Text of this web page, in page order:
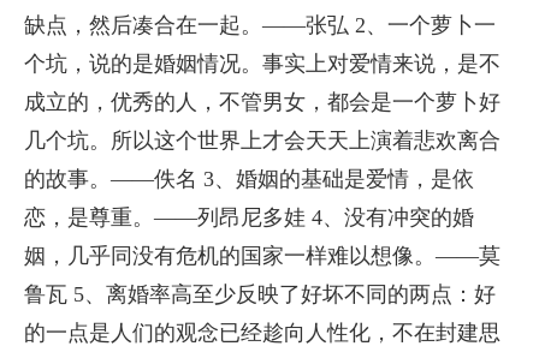
缺点，然后凑合在一起。——张弘 2、一个萝卜一
个坑，说的是婚姻情况。事实上对爱情来说，是不
成立的，优秀的人，不管男女，都会是一个萝卜好
几个坑。所以这个世界上才会天天上演着悲欢离合
的故事。——佚名 3、婚姻的基础是爱情，是依
恋，是尊重。——列昂尼多娃 4、没有冲突的婚
姻，几乎同没有危机的国家一样难以想像。——莫
鲁瓦 5、离婚率高至少反映了好坏不同的两点：好
的一点是人们的观念已经趁向人性化，不在封建思